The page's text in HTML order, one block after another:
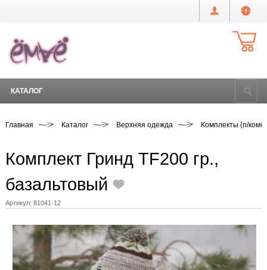
КАТАЛОГ
Главная Каталог Верхняя одежда Комплекты (п/
Комплект Гринд TF200 гр.,
базальтовый
Артикул: 81041-12